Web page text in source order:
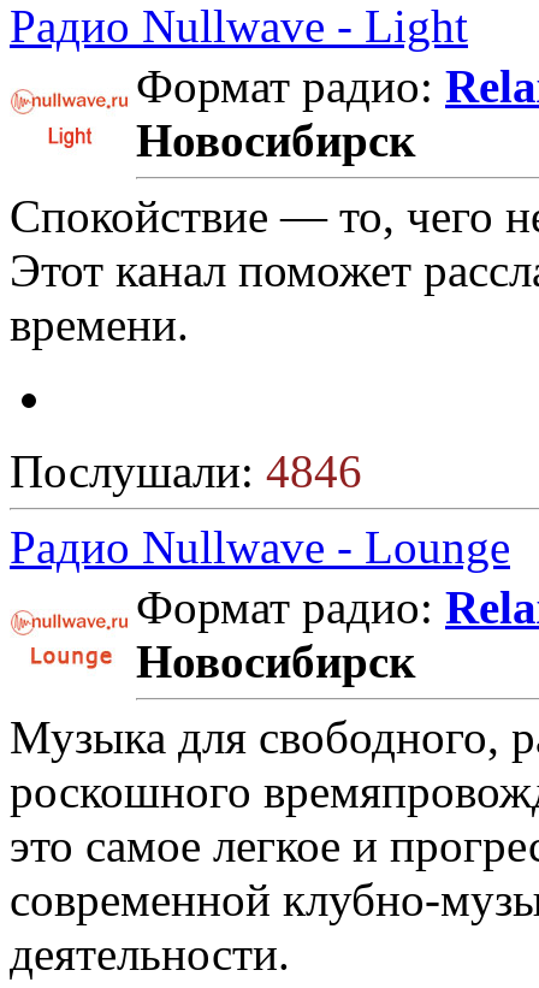
Радио Nullwave - Light
Формат радио:
Новосибирск
Спокойствие — то, чего
Этот канал поможет
времени.
Послушали: 4846
Радио Nullwave - Lounge
Формат радио:
Новосибирск
Музыка для свободного,
роскошного
это самое легкое и
современной клубно-
деятельности.